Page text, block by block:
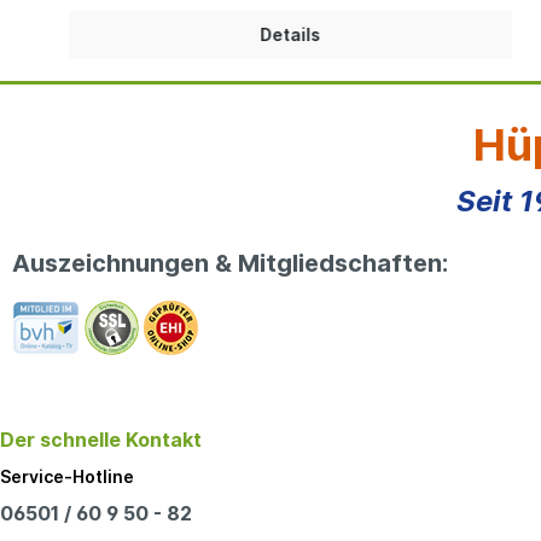
Details
Seit
Auszeichnungen & Mitgliedschaften:
Der schnelle Kontakt
Service-Hotline
06501 / 60 9 50 - 82